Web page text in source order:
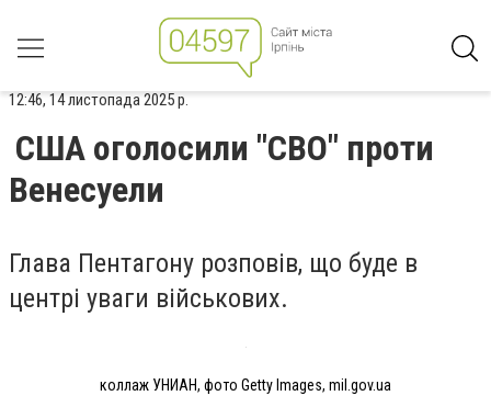
12:46, 14 листопада 2025 р.
США оголосили "СВО" проти
Венесуели
Глава Пентагону розповів, що буде в
центрі уваги військових.
коллаж УНИАН, фото Getty Images, mil.gov.ua